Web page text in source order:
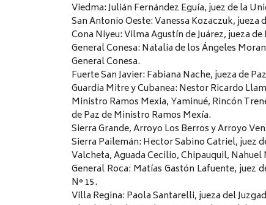
Viedma: Julián Fernández Eguía, juez de la
San Antonio Oeste: Vanessa Kozaczuk, jueza
Cona Niyeu: Vilma Agustín de Juárez, jueza
General Conesa: Natalia de los Ángeles
General Conesa.
Fuerte San Javier: Fabiana Nache, jueza de
Guardia Mitre y Cubanea: Nestor Ricardo
Ministro Ramos Mexia, Yaminué, Rincón
de Paz de Ministro Ramos Mexía.
Sierra Grande, Arroyo Los Berros y Arroyo
Sierra Pailemán: Hector Sabino Catriel, juez
Valcheta, Aguada Cecilio, Chipauquil, Nahuel
General Roca: Matías Gastón Lafuente,
N° 15.
Villa Regina: Paola Santarelli, jueza del